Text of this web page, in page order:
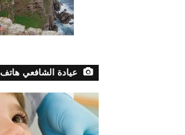
عيادة الشافعي هاتف /